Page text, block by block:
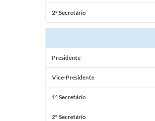
2º Secretário
Presidente
Vice-Presidente
1º Secretário
2º Secretário